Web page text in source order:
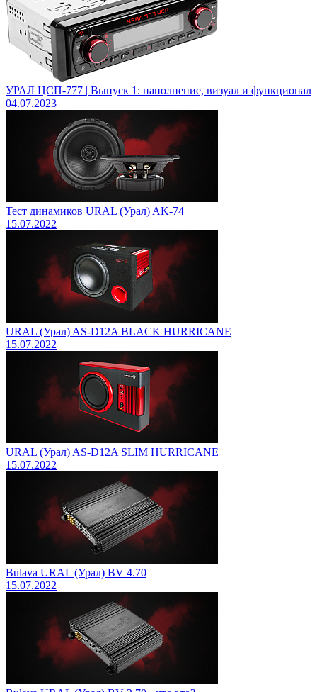
УРАЛ ЦСП-777 | Выпуск 1: наполнение, визуал и функционал
04.07.2023
Тест динамиков URAL (Урал) AK-74
15.07.2022
URAL (Урал) AS-D12A BLACK HURRICANE
15.07.2022
URAL (Урал) AS-D12A SLIM HURRICANE
15.07.2022
Bulava URAL (Урал) BV 4.70
15.07.2022